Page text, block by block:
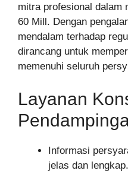
mitra profesional dalam
60 Mill. Dengan
mendalam terhadap
dirancang untuk
memenuhi seluruh
Layanan
Informasi
jelas dan lengkap.